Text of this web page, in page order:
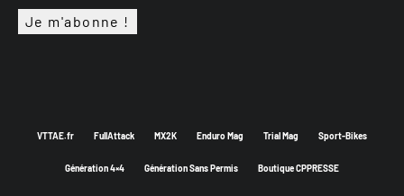
VTTAE.fr FullAttack MX2K Enduro Mag Trial Mag Sport-Bikes
Génération 4×4 Génération Sans Permis Boutique CPPRESSE